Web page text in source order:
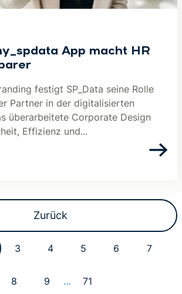
App macht HR
festigt SP_Data seine Rolle
Partner in der digitalisierten
überarbeitete Corporate Design
Effizienz und...
Zurück
3 4 5 6 7
8 9 … 71